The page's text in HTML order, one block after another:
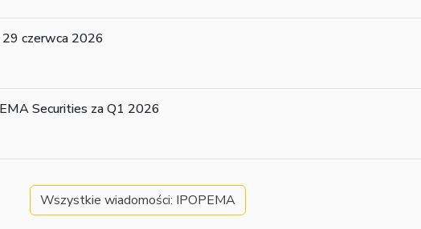
29 czerwca 2026
Securities za Q1 2026
Wszystkie wiadomości: IPOPEMA